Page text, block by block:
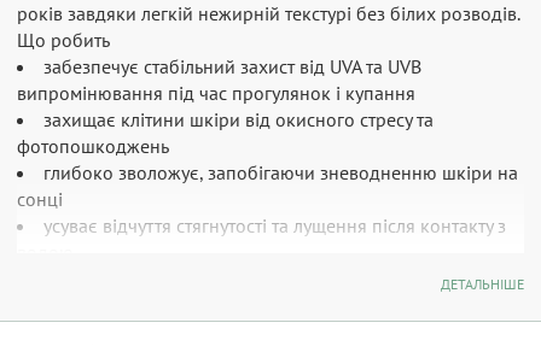
років завдяки легкій нежирній текстурі без білих розводів.
Що робить
забезпечує стабільний захист від UVA та UVB
випромінювання під час прогулянок і купання
захищає клітини шкіри від окисного стресу та
фотопошкоджень
глибоко зволожує, запобігаючи зневодненню шкіри на
сонці
усуває відчуття стягнутості та лущення після контакту з
ДЕТАЛЬНІШЕ